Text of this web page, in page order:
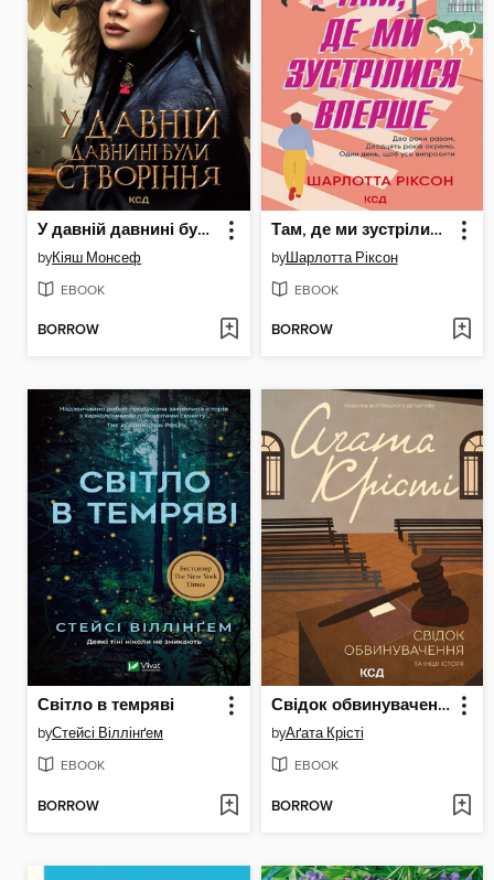
У давній давнині були створіння....
byКіяш Монсеф
EBOOK
BORROW
Там, де ми зустрілися вперше
byШарлотта Ріксон
EBOOK
BORROW
Світло в темряві
byСтейсі Віллінґем
EBOOK
BORROW
Свідок обвинувачення та інші історії
byАґата Крісті
EBOOK
BORROW